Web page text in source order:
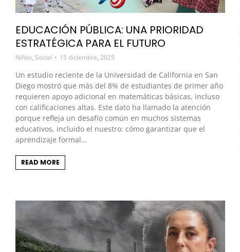
EDUCACIÓN PÚBLICA: UNA PRIORIDAD
ESTRATÉGICA PARA EL FUTURO
Niños, Social 15 diciembre, 2025
Un estudio reciente de la Universidad de California en San
Diego mostró que más del 8% de estudiantes de primer año
requieren apoyo adicional en matemáticas básicas, incluso
con calificaciones altas. Este dato ha llamado la atención
porque refleja un desafío común en muchos sistemas
educativos, incluido el nuestro: cómo garantizar que el
aprendizaje formal…
READ MORE